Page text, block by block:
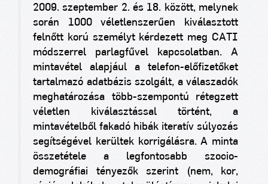
2009. szeptember 2. és 18. között, melynek
során 1000 véletlenszerűen kiválasztott
felnőtt korú személyt kérdezett meg CATI
módszerrel parlagfűvel kapcsolatban. A
mintavétel alapjául a telefon-előfizetőket
tartalmazó adatbázis szolgált, a válaszadók
meghatározása több-szempontú rétegzett
véletlen kiválasztással történt, a
mintavételből fakadó hibák iteratív súlyozás
segítségével kerültek korrigálásra. A minta
összetétele a legfontosabb szocio-
demográfiai tényezők szerint (nem, kor,